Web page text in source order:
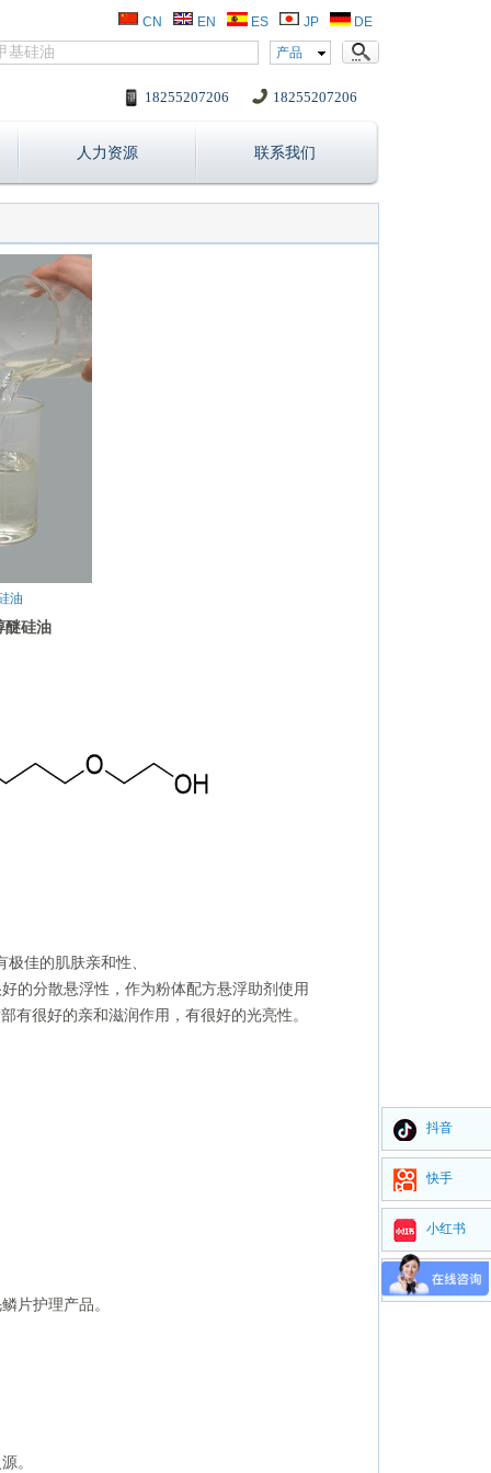
CN EN ES JP
DE
产品
18255207206
18255207206
人力资源 联系我们
油
醚硅油
佳的肌肤亲和性、
的分散悬浮性，作为粉体配方悬浮助剂使用
有很好的亲和滋润作用，有很好的光亮性。
片护理产品。
。
抖音
快手
小红书
视频号